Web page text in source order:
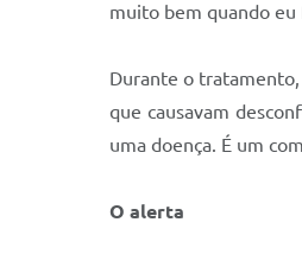
muito bem quando eu
Durante o tratamento,
que causavam
uma doença. É um
O alerta